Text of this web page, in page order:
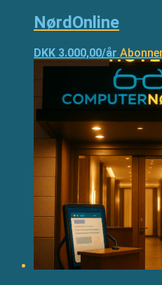
NørdOnline
DKK 3.000,00/år